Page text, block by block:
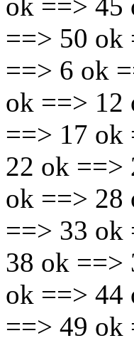
ok ==> 45
==> 50 ok
==> 6 ok
ok ==> 12
==> 17 ok
22 ok ==>
ok ==> 28
==> 33 ok
38 ok ==>
ok ==> 44
==> 49 ok